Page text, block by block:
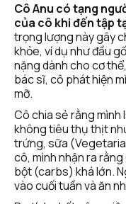
Cô Anu có tạng
của cô khi đến tập
trọng lượng này gây
khỏe, ví dụ như đầu
nặng dành cho cơ
bác sĩ, cô phát hiện
mỡ.
Cô chia sẻ rằng mình
không tiêu thụ thịt
trứng, sữa
cô, mình nhận ra
bột (carbs) khá lớn.
vào cuối tuần và ăn